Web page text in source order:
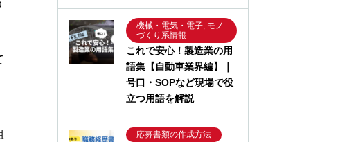
機械・電気・電子, モノ
づくり系情報
これで安心！製造業の用
語集【自動車業界編】｜
号口・SOPなど現場で役
立つ用語を解説
応募書類の作成方法